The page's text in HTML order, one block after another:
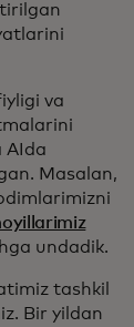
va
AIda
Masalan,
undadik.
tashkil
Bir yildan